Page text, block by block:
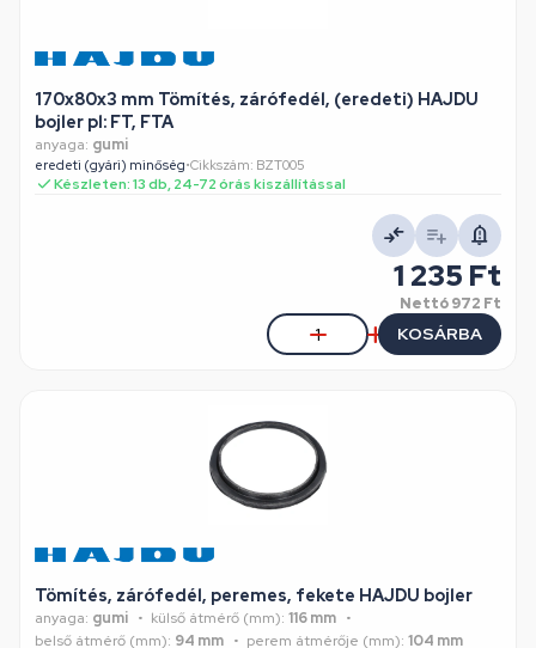
170x80x3 mm Tömítés, zárófedél, (eredeti) HAJDU
bojler pl: FT, FTA
anyaga: gumi
eredeti (gyári) minőség•Cikkszám: BZT005
Készleten: 13 db, 24-72 órás kiszállítással
1 235 Ft
Nettó972 Ft
KOSÁRBA
Tömítés, zárófedél, peremes, fekete HAJDU bojler
anyaga: gumi külső átmérő (mm): 116 mm
belső átmérő (mm): 94 mm perem átmérője (mm): 104 mm